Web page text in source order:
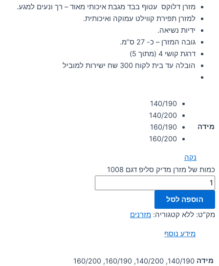
מזרן דלוקס עטוף בבד מגבת איכותי מאוד – רך ונעים למגע.
למזרן תפירת קווילט עמוקה ואיכותית.
ידיות נשיאה.
גובה המזרן – כ- 27 ס”מ.
דרגת קושי 4 (מתוך 5)
הובלה עד בית לקוח 300 שח ישירות למוביל
מידה
140/190
140/200
160/190
160/200
נקה
כמות של מזרן מדיק סליפ דגם 1008
הוספה לסל
מק"ט: ללא קטגוריה: מזרנים
מידע נוסף
מידה 140/190, 140/200, 160/190, 160/200